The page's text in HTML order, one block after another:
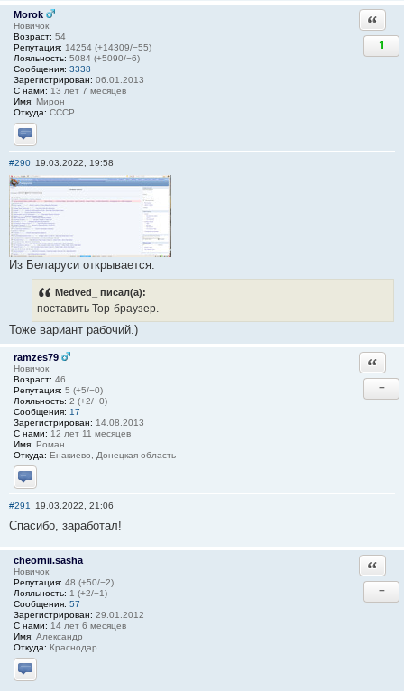
Morok
Новичок
Возраст: 54
Репутация: 14254 (+14309/−55)
Лояльность: 5084 (+5090/−6)
Сообщения: 3338
Зарегистрирован: 06.01.2013
С нами: 13 лет 7 месяцев
Имя: Мирон
Откуда: СССР
Отправить личное сообщение
1
#290 19.03.2022, 19:58
Из Беларуси открывается.
Medved_ писал(а):
поставить Тор-браузер.
Тоже вариант рабочий.)
ramzes79
Новичок
Возраст: 46
Репутация: 5 (+5/−0)
Лояльность: 2 (+2/−0)
Сообщения: 17
Зарегистрирован: 14.08.2013
С нами: 12 лет 11 месяцев
Имя: Роман
Откуда: Енакиево, Донецкая область
Отправить личное сообщение
−
#291 19.03.2022, 21:06
Спасибо, заработал!
cheornii.sasha
Новичок
Репутация: 48 (+50/−2)
Лояльность: 1 (+2/−1)
Сообщения: 57
Зарегистрирован: 29.01.2012
С нами: 14 лет 6 месяцев
Имя: Александр
Откуда: Краснодар
Отправить личное сообщение
−